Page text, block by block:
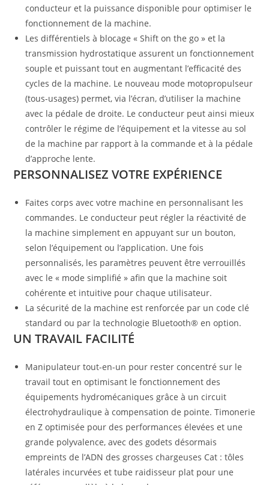
conducteur et la puissance disponible pour optimiser le
fonctionnement de la machine.
Les différentiels à blocage « Shift on the go » et la
transmission hydrostatique assurent un fonctionnement
souple et puissant tout en augmentant l’efficacité des
cycles de la machine. Le nouveau mode motopropulseur
(tous-usages) permet, via l’écran, d’utiliser la machine
avec la pédale de droite. Le conducteur peut ainsi mieux
contrôler le régime de l’équipement et la vitesse au sol
de la machine par rapport à la commande et à la pédale
d’approche lente.
PERSONNALISEZ VOTRE EXPÉRIENCE
Faites corps avec votre machine en personnalisant les
commandes. Le conducteur peut régler la réactivité de
la machine simplement en appuyant sur un bouton,
selon l’équipement ou l’application. Une fois
personnalisés, les paramètres peuvent être verrouillés
avec le « mode simplifié » afin que la machine soit
cohérente et intuitive pour chaque utilisateur.
La sécurité de la machine est renforcée par un code clé
standard ou par la technologie Bluetooth® en option.
UN TRAVAIL FACILITÉ
Manipulateur tout-en-un pour rester concentré sur le
travail tout en optimisant le fonctionnement des
équipements hydromécaniques grâce à un circuit
électrohydraulique à compensation de pointe. Timonerie
en Z optimisée pour des performances élevées et une
grande polyvalence, avec des godets désormais
empreints de l’ADN des grosses chargeuses Cat : tôles
latérales incurvées et tube raidisseur plat pour une